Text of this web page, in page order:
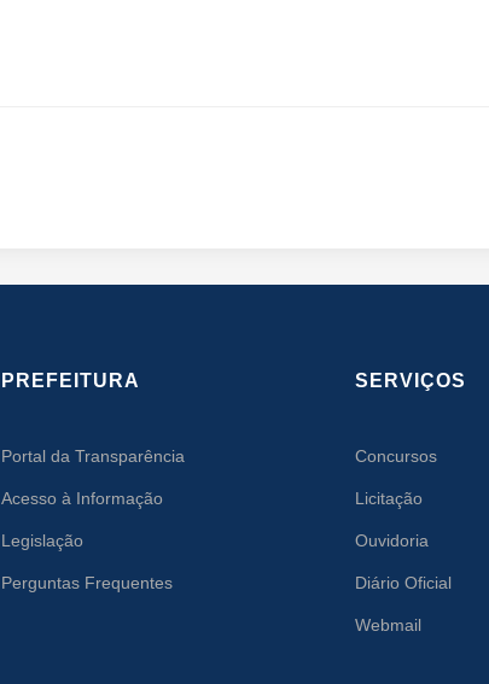
PREFEITURA
Portal da Transparência
Acesso à Informação
Legislação
Perguntas Frequentes
SERVIÇOS
Concursos
Licitação
Ouvidoria
Diário Oficial
Webmail